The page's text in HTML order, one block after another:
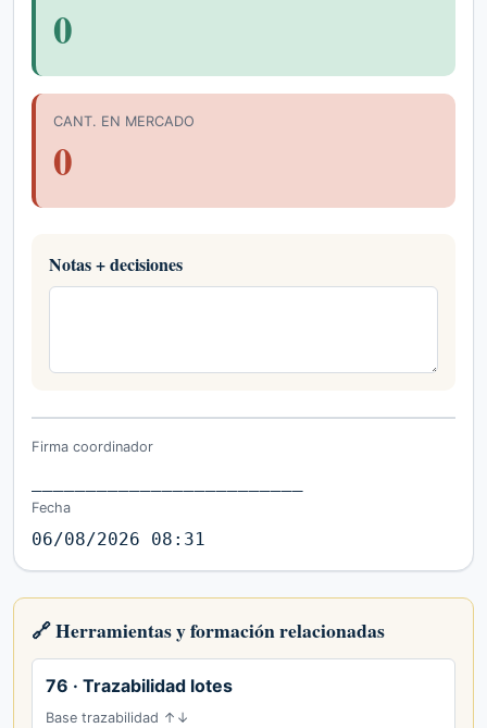
0
CANT. EN MERCADO
0
Notas + decisiones
Firma coordinador
Fecha
06/08/2026 08:31
🔗 Herramientas y formación relacionadas
76 · Trazabilidad lotes
Base trazabilidad ↑↓